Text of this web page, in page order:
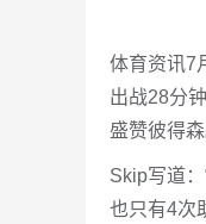
体育资讯7
出战28分
盛赞彼得森
Skip写道
也只有4次